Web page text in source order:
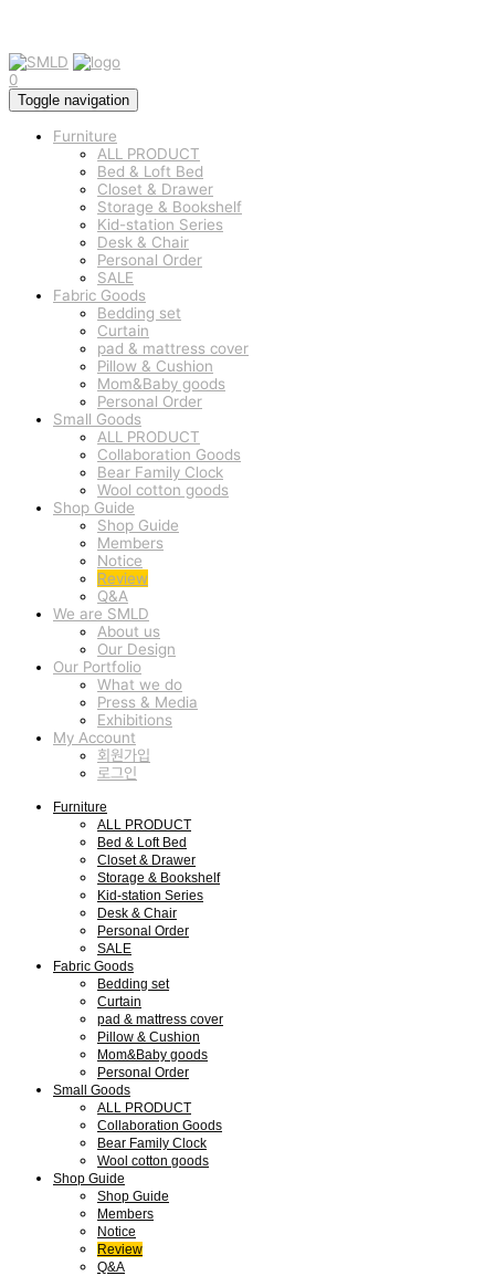
0
Toggle navigation
Furniture
ALL PRODUCT
Bed & Loft Bed
Closet & Drawer
Storage & Bookshelf
Kid-station Series
Desk & Chair
Personal Order
SALE
Fabric Goods
Bedding set
Curtain
pad & mattress cover
Pillow & Cushion
Mom&Baby goods
Personal Order
Small Goods
ALL PRODUCT
Collaboration Goods
Bear Family Clock
Wool cotton goods
Shop Guide
Shop Guide
Members
Notice
Review
Q&A
We are SMLD
About us
Our Design
Our Portfolio
What we do
Press & Media
Exhibitions
My Account
회원가입
로그인
Furniture
ALL PRODUCT
Bed & Loft Bed
Closet & Drawer
Storage & Bookshelf
Kid-station Series
Desk & Chair
Personal Order
SALE
Fabric Goods
Bedding set
Curtain
pad & mattress cover
Pillow & Cushion
Mom&Baby goods
Personal Order
Small Goods
ALL PRODUCT
Collaboration Goods
Bear Family Clock
Wool cotton goods
Shop Guide
Shop Guide
Members
Notice
Review
Q&A